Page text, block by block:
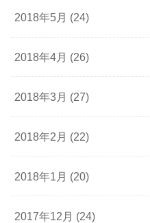
2018年5月 (24)
2018年4月 (26)
2018年3月 (27)
2018年2月 (22)
2018年1月 (20)
2017年12月 (24)